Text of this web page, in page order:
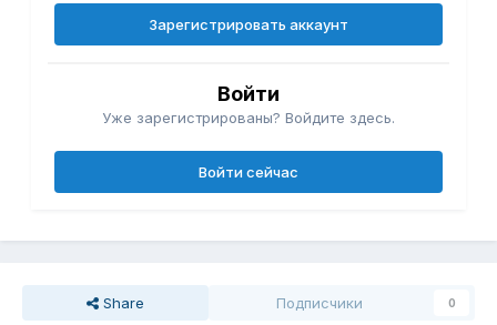
Зарегистрировать аккаунт
Войти
Уже зарегистрированы? Войдите здесь.
Войти сейчас
Share Подписчики 0